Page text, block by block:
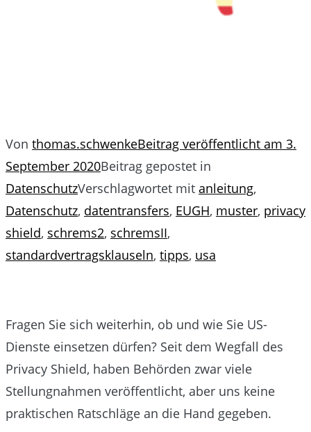
Von thomas.schwenkeBeitrag veröffentlicht am 3.
September 2020Beitrag gepostet in
DatenschutzVerschlagwortet mit anleitung,
Datenschutz, datentransfers, EUGH, muster, privacy
shield, schrems2, schremsII,
standardvertragsklauseln, tipps, usa
Fragen Sie sich weiterhin, ob und wie Sie US-
Dienste einsetzen dürfen? Seit dem Wegfall des
Privacy Shield, haben Behörden zwar viele
Stellungnahmen veröffentlicht, aber uns keine
praktischen Ratschläge an die Hand gegeben.